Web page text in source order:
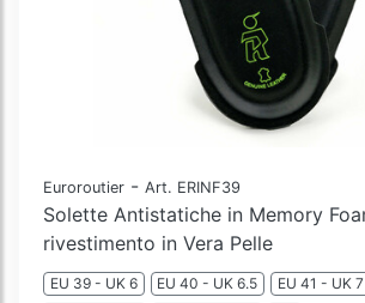
Euroroutier - Art. ERINF39
Solette Antistatiche in Memory
rivestimento in Vera Pelle
EU 39 - UK 6 EU 40 - UK 6.5 EU 41 - UK 7